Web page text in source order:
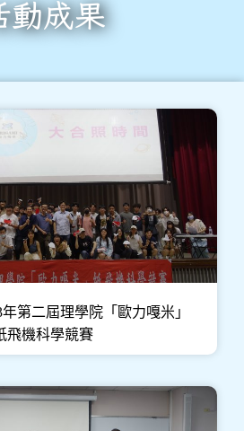
動成果
年第二屆理學院「歐力嘎米」
飛機科學競賽